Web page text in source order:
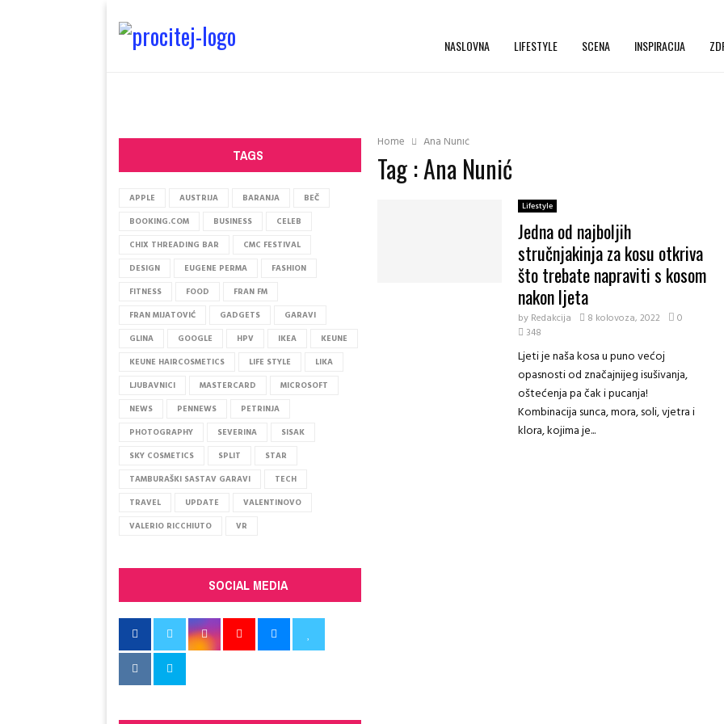
NASLOVNA LIFESTYLE SCENA INSPIRACIJA
Home Ana Nunić
Tag : Ana Nunić
Lifestyle
Jedna od najboljih
stručnjakinja za kosu otkriva
što trebate napraviti s kosom
nakon ljeta
by Redakcija 8 kolovoza, 2022
0
348
Ljeti je naša kosa u puno većoj
opasnosti od značajnijeg isušivanja,
oštećenja pa čak i pucanja!
Kombinacija sunca, mora, soli, vjetra i
klora, kojima je...
TAGS
APPLE AUSTRIJA BARANJA
BEČ
BOOKING.COM
BUSINESS
CELEB
CHIX THREADING BAR
CMC FESTIVAL
DESIGN
EUGENE PERMA
FASHION
FITNESS
FOOD
FRAN FM
FRAN MIJATOVIĆ
GADGETS
GARAVI
GLINA
GOOGLE HPV IKEA
KEUNE
KEUNE HAIRCOSMETICS
LIFE STYLE
LIKA
LJUBAVNICI
MASTERCARD
MICROSOFT
NEWS
PENNEWS
PETRINJA
PHOTOGRAPHY
SEVERINA
SISAK
SKY COSMETICS
SPLIT
STAR
TAMBURAŠKI SASTAV GARAVI
TECH
TRAVEL
UPDATE
VALENTINOVO
VALERIO RICCHIUTO
VR
SOCIAL MEDIA